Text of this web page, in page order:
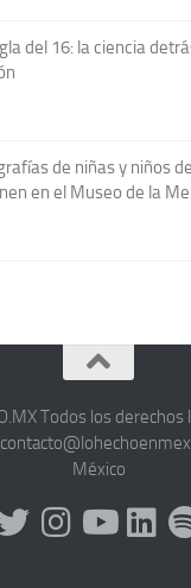
del 16: la ciencia
de niñas y niños
en el Museo de la
Todos los
México